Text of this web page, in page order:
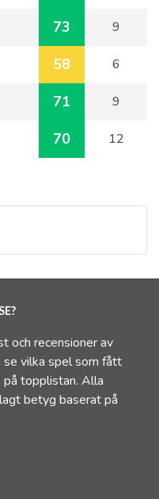
73 9
58 6
71 9
70 12
och recensioner av
se vilka spel som fått
topplistan. Alla
betyg baserat på